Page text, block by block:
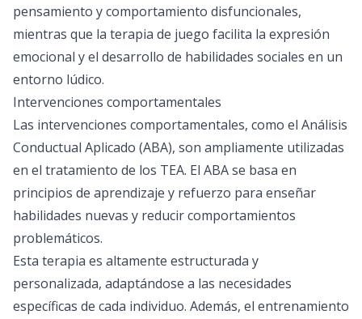
pensamiento y comportamiento disfuncionales,
mientras que la terapia de juego facilita la expresión
emocional y el desarrollo de habilidades sociales en un
entorno lúdico.
Intervenciones comportamentales
Las intervenciones comportamentales, como el Análisis
Conductual Aplicado (ABA), son ampliamente utilizadas
en el tratamiento de los TEA. El ABA se basa en
principios de aprendizaje y refuerzo para enseñar
habilidades nuevas y reducir comportamientos
problemáticos.
Esta terapia es altamente estructurada y
personalizada, adaptándose a las necesidades
específicas de cada individuo. Además, el entrenamiento